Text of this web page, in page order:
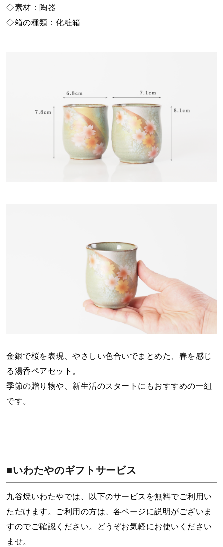
◇素材：陶器
◇箱の種類：化粧箱
金銀で桜を表現、やさしい色合いでまとめた、春を感じ
る湯呑ペアセット。
季節の贈り物や、新生活のスタートにもおすすめの一組
です。
■いわたやのギフトサービス
九谷焼いわたやでは、以下のサービスを無料でご利用い
ただけます。ご利用の方は、各ページに説明がございま
すのでご確認ください。どうぞお気軽にお使いください
ませ。